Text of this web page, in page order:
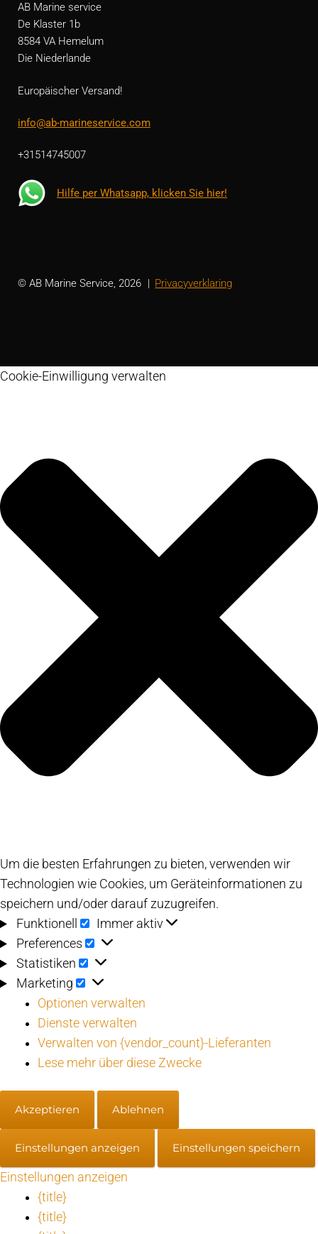
AB Marine service
De Klaster 1b
8584 VA Hemelum
Die Niederlande
Europäischer Versand!
info@ab-marineservice.com
+31514745007
Hilfe per Whatsapp, klicken Sie hier!
© AB Marine Service, 2026 Privacyverklaring
Cookie-Einwilligung verwalten
Um die besten Erfahrungen zu bieten, verwenden wir
Technologien wie Cookies, um Geräteinformationen zu
speichern und/oder darauf zuzugreifen.
Funktionell
Funktionell
Immer aktiv
Preferences
Preferences
Statistiken Statistiken
Marketing Marketing
Optionen verwalten
Dienste verwalten
Verwalten von {vendor_count}-Lieferanten
Lese mehr über diese Zwecke
Akzeptieren Ablehnen
Einstellungen anzeigen Einstellungen speichern
Einstellungen anzeigen
{title}
{title}